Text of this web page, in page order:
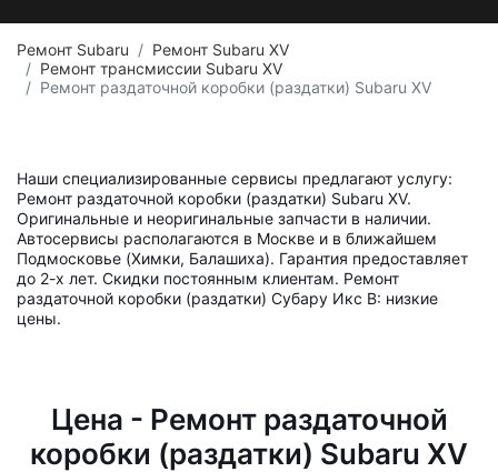
Ремонт Subaru
Ремонт Subaru XV
Ремонт трансмиссии Subaru XV
Ремонт раздаточной коробки (раздатки) Subaru XV
Наши специализированные сервисы предлагают услугу:
Ремонт раздаточной коробки (раздатки) Subaru XV.
Оригинальные и неоригинальные запчасти в наличии.
Автосервисы располагаются в Москве и в ближайшем
Подмосковье (Химки, Балашиха). Гарантия предоставляет
до 2-х лет. Скидки постоянным клиентам. Ремонт
раздаточной коробки (раздатки) Субару Икс В: низкие
цены.
Цена - Ремонт раздаточной
коробки (раздатки) Subaru XV